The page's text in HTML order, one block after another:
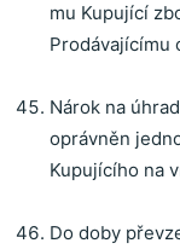
mu Kupující
Prodávajícímu
Nárok na
oprávněn
Kupujícího na
Do doby